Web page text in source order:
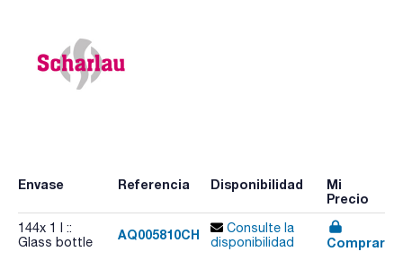
Envase Referencia Disponibilidad
Mi
Precio
144x 1 l ::
Glass bottle
AQ005810CH
Consulte la
disponibilidad
Comprar